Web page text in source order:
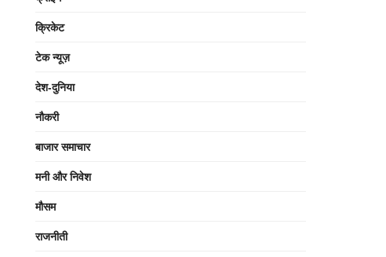
क्रिकेट
टेक न्यूज़
देश-दुनिया
नौकरी
बाजार समाचार
मनी और निवेश
मौसम
राजनीती